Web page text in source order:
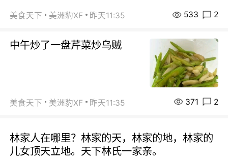
美食天下 美洲豹XF 昨天11:35 533 2
中午炒了一盘芹菜炒乌贼
美食天下 美洲豹XF 昨天11:35 371 2
林家人在哪里？林家的天，林家的地，林家的
儿女顶天立地。天下林氏一家亲。